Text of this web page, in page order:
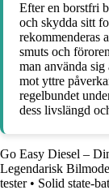
Efter en borstfri
och skydda sitt
rekommenderas
smuts och
man använda
mot yttre
regelbundet
dess livslängd
Go Easy Diesel –
Legendarisk
tester• Solid state-